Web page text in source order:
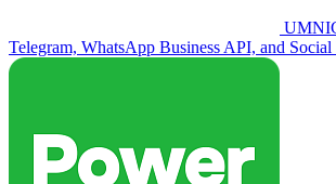
Telegram, WhatsApp Business API, and Social